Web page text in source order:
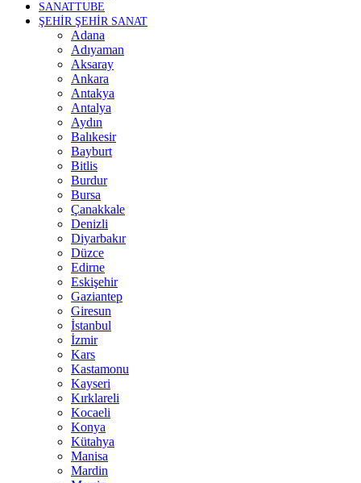
SANATTUBE
ŞEHİR ŞEHİR SANAT
Adana
Adıyaman
Aksaray
Ankara
Antakya
Antalya
Aydın
Balıkesir
Bayburt
Bitlis
Burdur
Bursa
Çanakkale
Denizli
Diyarbakır
Düzce
Edirne
Eskişehir
Gaziantep
Giresun
İstanbul
İzmir
Kars
Kastamonu
Kayseri
Kırklareli
Kocaeli
Konya
Kütahya
Manisa
Mardin